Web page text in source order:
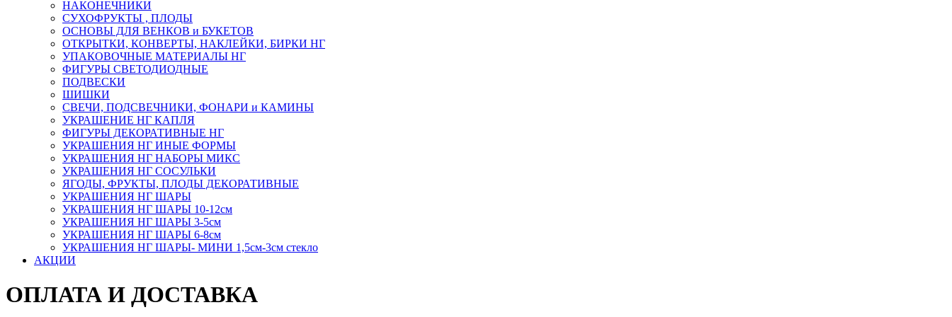
НАКОНЕЧНИКИ
СУХОФРУКТЫ , ПЛОДЫ
ОСНОВЫ ДЛЯ ВЕНКОВ и БУКЕТОВ
ОТКРЫТКИ, КОНВЕРТЫ, НАКЛЕЙКИ, БИРКИ НГ
УПАКОВОЧНЫЕ МАТЕРИАЛЫ НГ
ФИГУРЫ СВЕТОДИОДНЫЕ
ПОДВЕСКИ
ШИШКИ
СВЕЧИ, ПОДСВЕЧНИКИ, ФОНАРИ и КАМИНЫ
УКРАШЕНИЕ НГ КАПЛЯ
ФИГУРЫ ДЕКОРАТИВНЫЕ НГ
УКРАШЕНИЯ НГ ИНЫЕ ФОРМЫ
УКРАШЕНИЯ НГ НАБОРЫ МИКС
УКРАШЕНИЯ НГ СОСУЛЬКИ
ЯГОДЫ, ФРУКТЫ, ПЛОДЫ ДЕКОРАТИВНЫЕ
УКРАШЕНИЯ НГ ШАРЫ
УКРАШЕНИЯ НГ ШАРЫ 10-12см
УКРАШЕНИЯ НГ ШАРЫ 3-5см
УКРАШЕНИЯ НГ ШАРЫ 6-8см
УКРАШЕНИЯ НГ ШАРЫ- МИНИ 1,5см-3см стекло
АКЦИИ
ОПЛАТА И ДОСТАВКА